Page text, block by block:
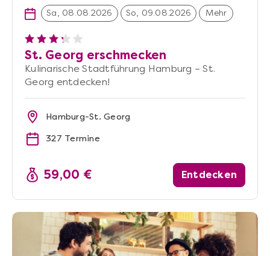
Sa, 08.08.2026 So, 09.08.2026 Mehr
St. Georg erschmecken
Kulinarische Stadtführung Hamburg – St.
Georg entdecken!
Hamburg-St. Georg
327 Termine
59,00 € Entdecken